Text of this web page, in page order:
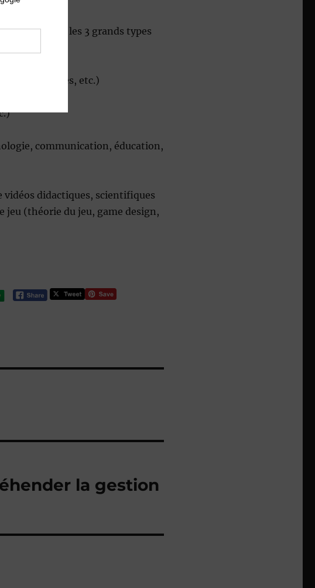
dans les 3 grands types
informatiques, etc.)
communication, éducation,
didactiques, scientifiques
jeu (théorie du jeu, game design,
la gestion